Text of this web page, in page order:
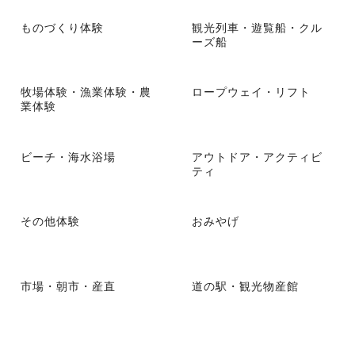
ものづくり体験
観光列車・遊覧船・クル
ーズ船
牧場体験・漁業体験・農
業体験
ロープウェイ・リフト
ビーチ・海水浴場
アウトドア・アクティビ
ティ
その他体験 おみやげ
市場・朝市・産直 道の駅・観光物産館